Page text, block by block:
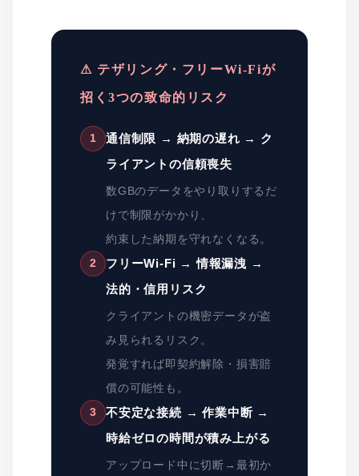
⚠ テザリング・フリーWi-Fiが
招く3つの致命的リスク
1
通信制限 → 納期の遅れ → ク
ライアントの信頼喪失
数GBのデータをやり取りするだ
けで制限がかかり、
約束した納期を守れなくなる。
2
フリーWi-Fi → 情報漏洩 →
法的・信用リスク
クライアントの機密データが盗
み見られるリスク。
発覚すれば即契約解除・損害賠
償の可能性も。
3
不安定な接続 → 作業中断 →
時給ゼロの時間が積み上がる
アップロード中に切断→最初か